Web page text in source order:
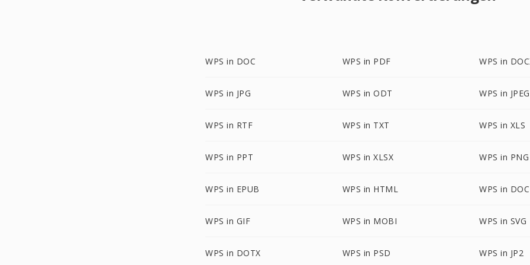
WPS in DOC WPS in PDF WPS in
WPS in JPG WPS in ODT WPS in JPEG
WPS in RTF WPS in TXT WPS in XLS
WPS in PPT WPS in XLSX WPS in PNG
WPS in EPUB WPS in HTML WPS in
WPS in GIF WPS in MOBI WPS in SVG
WPS in DOTX WPS in PSD WPS in JP2